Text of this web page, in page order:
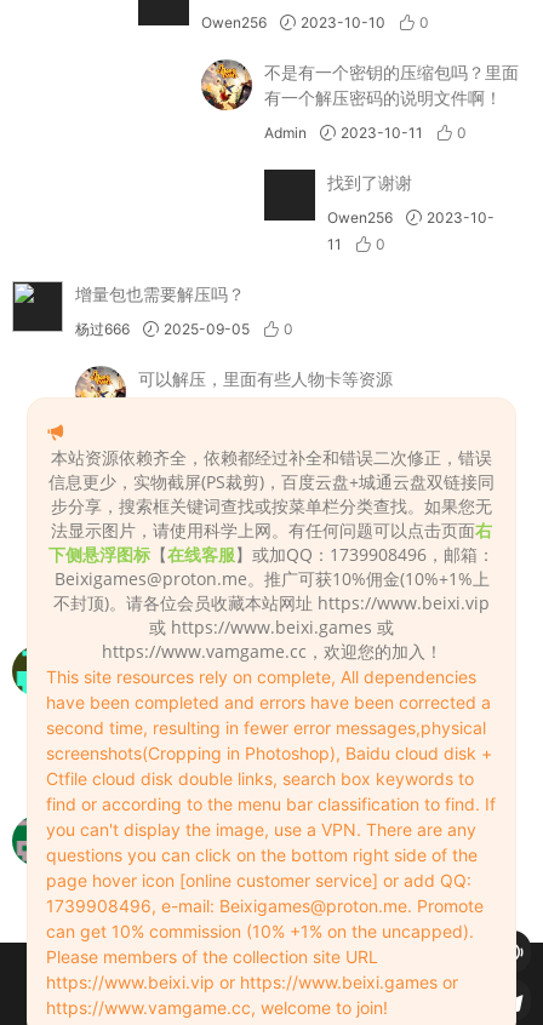
Owen256 2023-10-10 0
不是有一个密钥的压缩包吗？里面
有一个解压密码的说明文件啊！
Admin 2023-10-11 0
找到了谢谢
Owen256
2023-10-
11
0
增量包也需要解压吗？
杨过666 2025-09-05 0
可以解压，里面有些人物卡等资源
这个解压密码是啥？是解压到mods文件夹
里边吗？
杨过666 2025-09-06 0
注意看里面的说明文件
Admin 2025-09-07 0
按步骤能进游戏页面一直白屏咋回事
1234567A 2026-04-11
启动小界面那里把显示模式改一下试试
Admin 2026-04-11 0
点开游戏提示failed to load momo咋办啊
1224787684@qq.com 3周前 0
Copyleft © 2022-2026 beixi.vip - All Rights Freedom！
创作不易！有能力的同学可以去支持一下原创作者（我们绝对支持），当然
了，您加入这里我们也绝对欢迎！
本站资源依赖齐全，依赖都经过补全和错误二次修正，错误
信息更少，实物截屏(PS裁剪)，百度云盘+城通云盘双链接同
步分享，搜索框关键词查找或按菜单栏分类查找。如果您无
法显示图片，请使用科学上网。有任何问题可以点击页面右
下侧悬浮图标 【在线客服】或加QQ：1739908496，邮箱：
Beixigames@proton.me。推广可获10%佣金(10%+1%上
不封顶)。请各位会员收藏本站网址 https://www.beixi.vip
或 https://www.beixi.games 或
https://www.vamgame.cc，欢迎您的加入！
This site resources rely on complete, All dependencies
have been completed and errors have been corrected a
second time, resulting in fewer error messages,physical
screenshots(Cropping in Photoshop), Baidu cloud disk +
Ctfile cloud disk double links, search box keywords to
find or according to the menu bar classification to find. If
you can't display the image, use a VPN. There are any
questions you can click on the bottom right side of the
page hover icon [online customer service] or add QQ:
1739908496, e-mail: Beixigames@proton.me. Promote
can get 10% commission (10% +1% on the uncapped).
Please members of the collection site URL
https://www.beixi.vip or https://www.beixi.games or
https://www.vamgame.cc, welcome to join!